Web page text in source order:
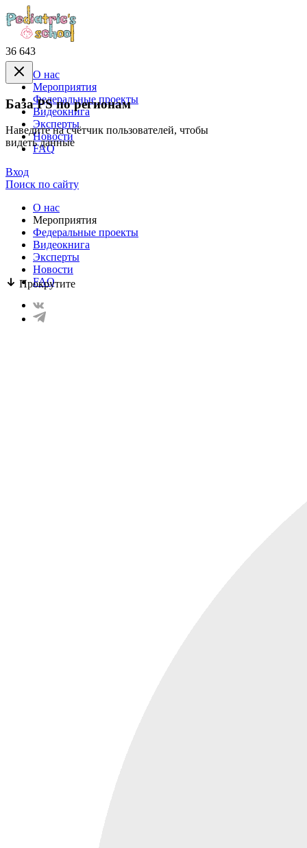
36 643
База PS по регионам
Наведите на счётчик пользователей, чтобы
видеть данные
Прокрутите
О нас
Mероприятия
Федеральные проекты
Видеокнига
Эксперты
Новости
FAQ
Вход
Поиск по сайту
О нас
Mероприятия
Федеральные проекты
Видеокнига
Эксперты
Новости
FAQ